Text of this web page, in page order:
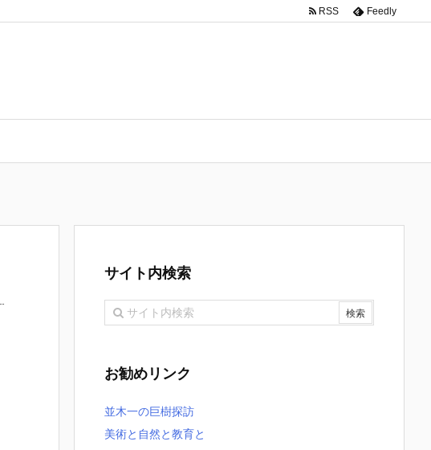
RSS Feedly
サイト内検索
お勧めリンク
並木一の巨樹探訪
美術と自然と教育と